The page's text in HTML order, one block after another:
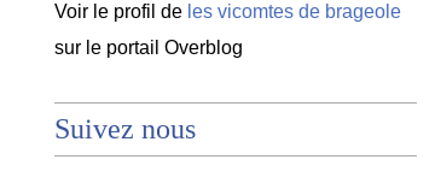
Voir le profil de les vicomtes de brageole
sur le portail Overblog
Suivez nous